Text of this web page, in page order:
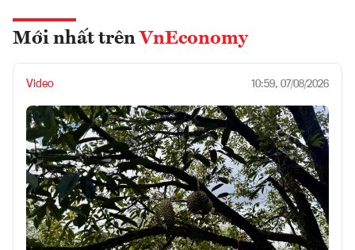
Mới nhất trên VnEconomy
Video 10:59, 07/08/2026